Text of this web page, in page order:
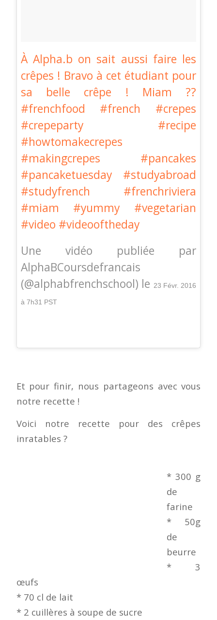
À Alpha.b on sait aussi faire les
crêpes ! Bravo à cet étudiant pour
sa belle crêpe ! Miam ??
#frenchfood #french #crepes
#crepeparty #recipe
#howtomakecrepes
#makingcrepes #pancakes
#pancaketuesday #studyabroad
#studyfrench #frenchriviera
#miam #yummy #vegetarian
#video #videooftheday
Une vidéo publiée par
AlphaBCoursdefrancais
(@alphabfrenchschool) le 23 Févr. 2016
à 7h31 PST
Et pour finir, nous partageons avec vous
notre recette !
Voici notre recette pour des crêpes
inratables ?
* 300 g
de
farine
* 50g
de
beurre
* 3
œufs
* 70 cl de lait
* 2 cuillères à soupe de sucre